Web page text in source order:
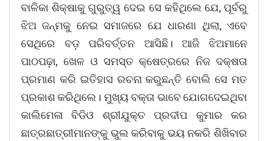
ବାଳିକା ଶିକ୍ଷାକୁ ଗୁରୁତ୍ୱ ଦେଇ ସେ କହିଥିଲେ ଯେ, ପୂର୍ବରୁ
ଝିଅ ଜନ୍ମକୁ ନେଇ ସମାଜରେ ଯେ ଧାରଣା ଥିଲା, ଏବେ
ସେଥିରେ ବଡ଼ ପରିବର୍ତ୍ତନ ଆସିଛି। ଆଜି ଝିଅମାନେ
ପାଠପଢ଼ା, ଖେଳ ଓ ସମସ୍ତ କ୍ଷେତ୍ରରେ ନିଜ ଦକ୍ଷତା
ପ୍ରମାଣ କରି ଇତିହାସ ରଚନା କରୁଛନ୍ତି ବୋଲି ସେ ମତ
ପ୍ରକାଶ କରିଥିଲେ। ମୁଖ୍ୟ ବକ୍ତା ଭାବେ ଯୋଗଦେଇଥିବା
କାଲିମେଳା ବିଡିଓ ଶ୍ରୀଯୁକ୍ତ ପ୍ରଦୀପ କୁମାର କର
ଛାତ୍ରଛାତ୍ରୀମାନଙ୍କୁ ଭୁଲ କରିବାକୁ ଭୟ ନକରି ଶିଖିବାର